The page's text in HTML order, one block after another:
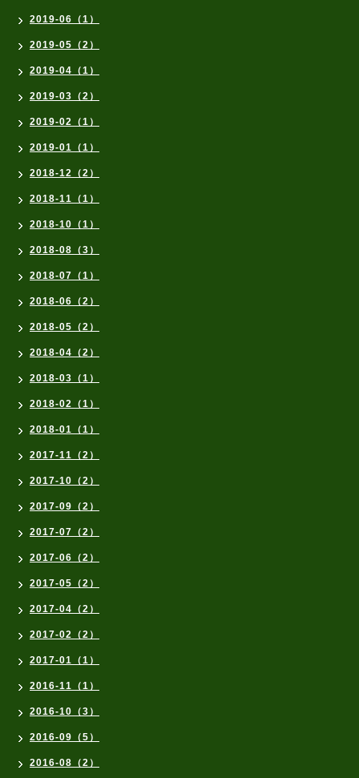
2019-06（1）
2019-05（2）
2019-04（1）
2019-03（2）
2019-02（1）
2019-01（1）
2018-12（2）
2018-11（1）
2018-10（1）
2018-08（3）
2018-07（1）
2018-06（2）
2018-05（2）
2018-04（2）
2018-03（1）
2018-02（1）
2018-01（1）
2017-11（2）
2017-10（2）
2017-09（2）
2017-07（2）
2017-06（2）
2017-05（2）
2017-04（2）
2017-02（2）
2017-01（1）
2016-11（1）
2016-10（3）
2016-09（5）
2016-08（2）